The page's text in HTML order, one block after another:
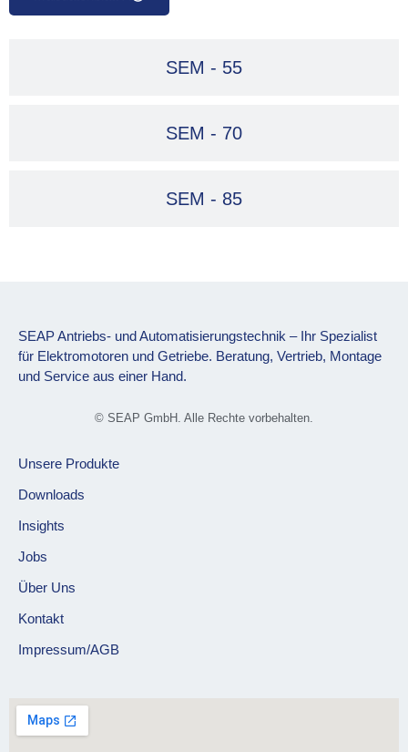
SEM - 55
SEM - 70
SEM - 85
SEAP Antriebs- und Automatisierungstechnik – Ihr Spezialist
für Elektromotoren und Getriebe. Beratung, Vertrieb, Montage
und Service aus einer Hand.
© SEAP GmbH. Alle Rechte vorbehalten.
Unsere Produkte
Downloads
Insights
Jobs
Über Uns
Kontakt
Impressum/AGB